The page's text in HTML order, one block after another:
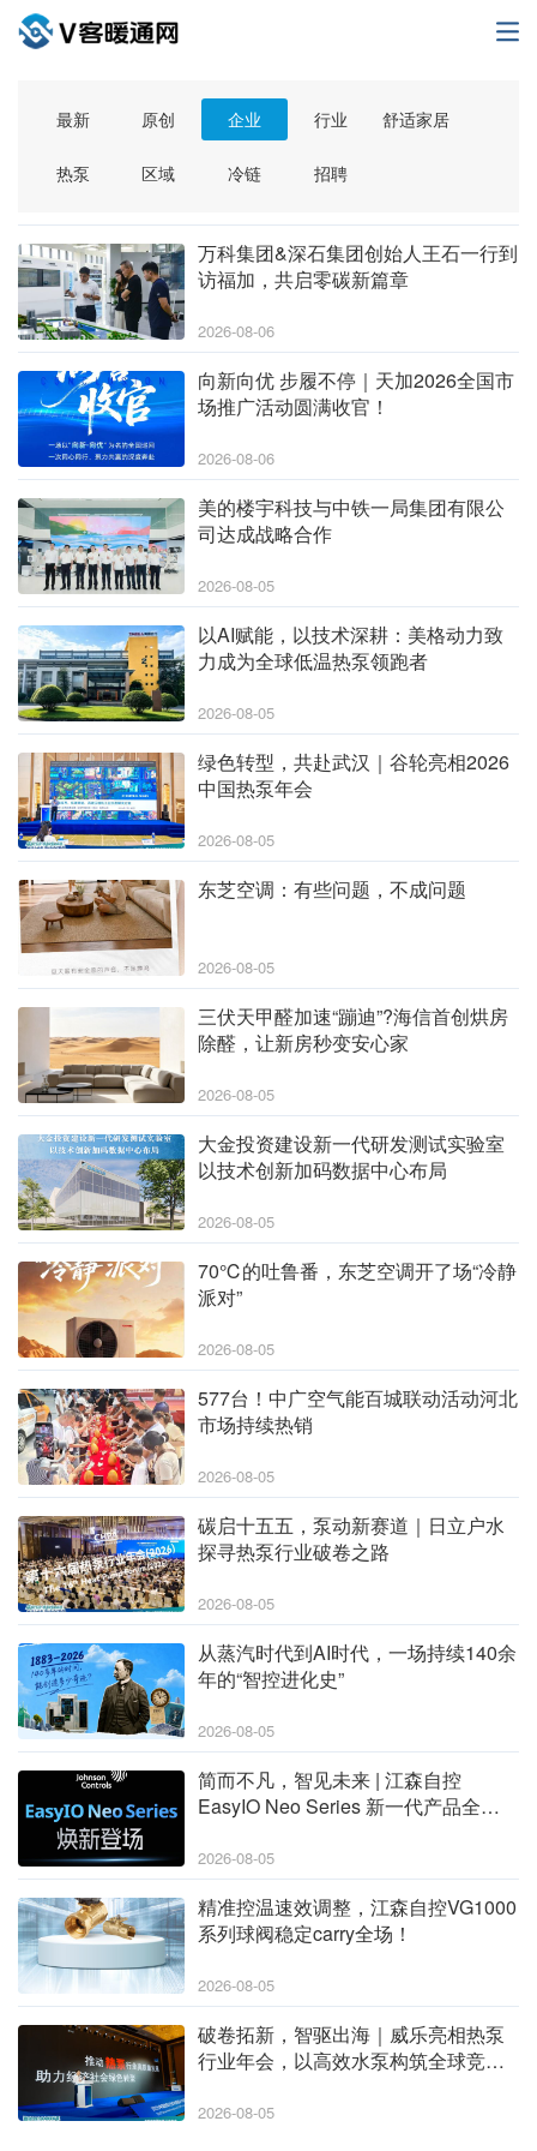
最新 原创 企业 行业 舒适家居
热泵 区域 冷链 招聘
万科集团&深石集团创始人王石一行到
访福加，共启零碳新篇章
2026-08-06
向新向优 步履不停｜天加2026全国市
场推广活动圆满收官！
2026-08-06
美的楼宇科技与中铁一局集团有限公
司达成战略合作
2026-08-05
以AI赋能，以技术深耕：美格动力致
力成为全球低温热泵领跑者
2026-08-05
绿色转型，共赴武汉｜谷轮亮相2026
中国热泵年会
2026-08-05
东芝空调：有些问题，不成问题
2026-08-05
三伏天甲醛加速“蹦迪”?海信首创烘房
除醛，让新房秒变安心家
2026-08-05
大金投资建设新一代研发测试实验室
以技术创新加码数据中心布局
2026-08-05
70℃的吐鲁番，东芝空调开了场“冷静
派对”
2026-08-05
577台！中广空气能百城联动活动河北
市场持续热销
2026-08-05
碳启十五五，泵动新赛道｜日立户水
探寻热泵行业破卷之路
2026-08-05
从蒸汽时代到AI时代，一场持续140余
年的“智控进化史”
2026-08-05
简而不凡，智见未来 | 江森自控
EasyIO Neo Series 新一代产品全新
2026-08-05
精准控温速效调整，江森自控VG1000
系列球阀稳定carry全场！
2026-08-05
破卷拓新，智驱出海｜威乐亮相热泵
行业年会，以高效水泵构筑全球竞争
2026-08-05